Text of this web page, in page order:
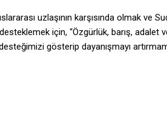
uzlaşının karşısında olmak ve
için, “Özgürlük, barış, adalet
gösterip dayanışmayı